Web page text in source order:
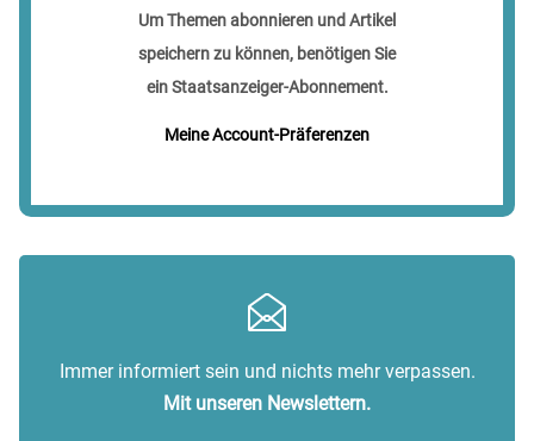
Um Themen abonnieren und Artikel
speichern zu können, benötigen Sie
ein Staatsanzeiger-Abonnement.
Meine Account-Präferenzen
Immer informiert sein und nichts mehr verpassen.
Mit unseren Newslettern.